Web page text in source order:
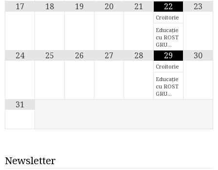
17 18 19 20 21 22
Croitorie
Educație
cu ROST
GRU…
23
24 25 26 27 28 29
Croitorie
Educație
cu ROST
GRU…
30
31
Newsletter